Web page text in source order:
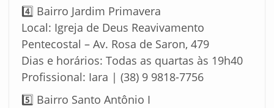
4️⃣ Bairro Jardim Primavera
Local: Igreja de Deus Reavivamento
Pentecostal – Av. Rosa de Saron, 479
Dias e horários: Todas as quartas às 19h40
Profissional: Iara | (38) 9 9818-7756
5️⃣ Bairro Santo Antônio I